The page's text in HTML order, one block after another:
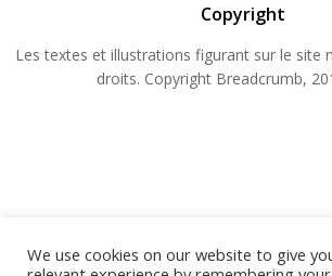
Copyright
Les textes et illustrations figurant sur le site
droits. Copyright Breadcrumb,
We use cookies on our website to give